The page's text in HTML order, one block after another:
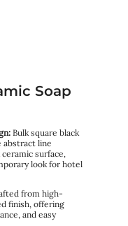
Soap
Bulk square black
abstract line
surface,
look for hotel
from high-
finish, offering
and easy